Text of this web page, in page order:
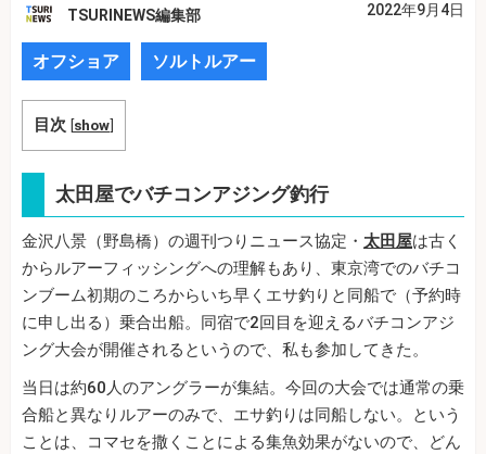
TSURINEWS編集部 2022年9月4日
オフショア ソルトルアー
目次 [show]
太田屋でバチコンアジング釣行
金沢八景（野島橋）の週刊つりニュース協定・ 太田屋は古く
からルアーフィッシングへの理解もあり、東京湾でのバチコ
ンブーム初期のころからいち早くエサ釣りと同船で（予約時
に申し出る）乗合出船。同宿で2回目を迎えるバチコンアジ
ング大会が開催されるというので、私も参加してきた。
当日は約60人のアングラーが集結。今回の大会では通常の乗
合船と異なりルアーのみで、エサ釣りは同船しない。という
ことは、コマセを撒くことによる集魚効果がないので、どん